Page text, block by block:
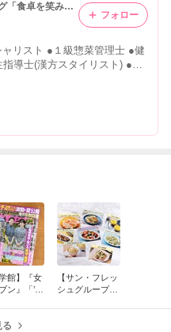
柴田真希オフィシャルブログ「食卓を笑みでいっぱいに…」 Powered by Ameba
リスト ●１級惣菜管理士 ●健
導士(漢方スタイリスト) ●食
ー を保有する食のエキスパ
フォロー
学館】『女
ン』「’26
めまし
【サン・フレッ
シュグループホ
る